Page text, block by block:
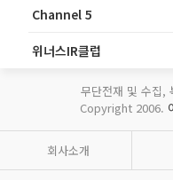
Channel 5
위너스IR클럽
무단전재 및 수집,
Copyright 2006.
회사소개